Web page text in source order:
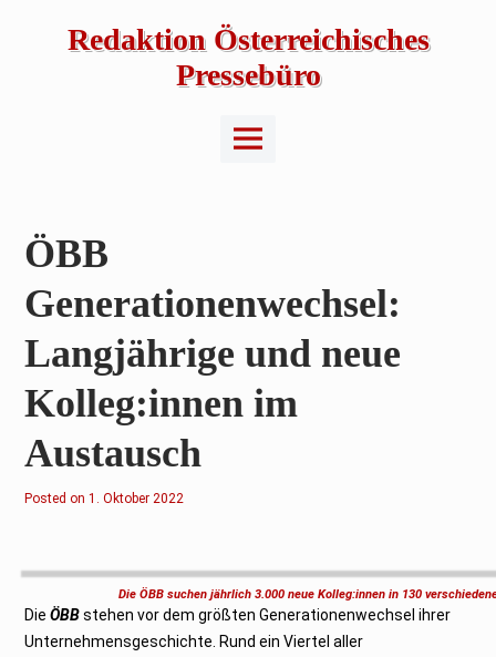
Redaktion Österreichisches
Pressebüro
Main
Menu
ÖBB
Generationenwechsel:
Langjährige und neue
Kolleg:innen im
Austausch
Posted on2
r
r
0
1. Oktober 2022
Die ÖBB suchen jährlich 3.000 neue Kolleg:innen in 130
DieÖBBstehen vor dem größten Generationenwechsel ihrer
Unternehmensgeschichte. Rund ein Viertel aller